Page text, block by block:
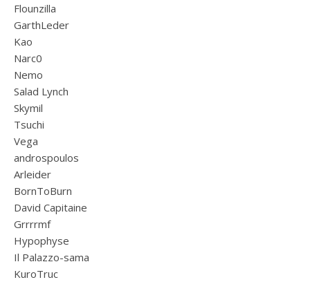
Flounzilla
GarthLeder
Kao
Narc0
Nemo
Salad Lynch
Skymil
Tsuchi
Vega
androspoulos
Arleider
BornToBurn
David Capitaine
Grrrrmf
Hypophyse
Il Palazzo-sama
KuroTruc